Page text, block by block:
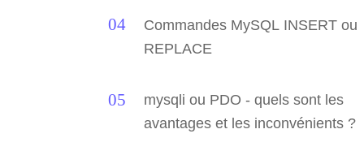
Commandes MySQL INSERT ou
REPLACE
mysqli ou PDO - quels sont les
avantages et les inconvénients ?